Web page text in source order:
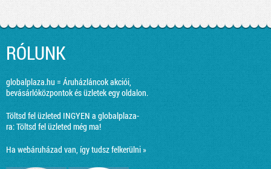
RÓLUNK
globalplaza.hu = Áruházláncok akciói,
bevásárlóközpontok és üzletek egy oldalon.
Töltsd fel üzleted INGYEN a globalplaza-
ra:Töltsd fel üzleted még ma!
Ha webáruházad van, így tudsz felkerülni »